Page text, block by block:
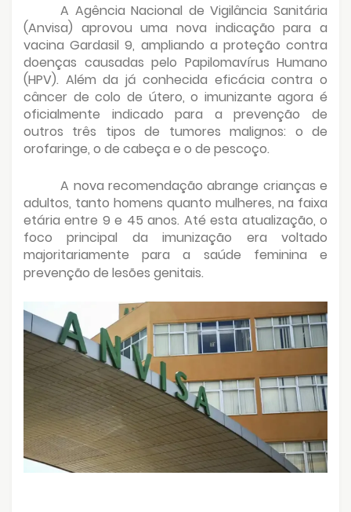
A Agência Nacional de Vigilância Sanitária
(Anvisa) aprovou uma nova indicação para a
vacina Gardasil 9, ampliando a proteção contra
doenças causadas pelo Papilomavírus Humano
(HPV). Além da já conhecida eficácia contra o
câncer de colo de útero, o imunizante agora é
oficialmente indicado para a prevenção de
outros três tipos de tumores malignos: o de
orofaringe, o de cabeça e o de pescoço.
A nova recomendação abrange crianças e
adultos, tanto homens quanto mulheres, na faixa
etária entre 9 e 45 anos. Até esta atualização, o
foco principal da imunização era voltado
majoritariamente para a saúde feminina e
prevenção de lesões genitais.